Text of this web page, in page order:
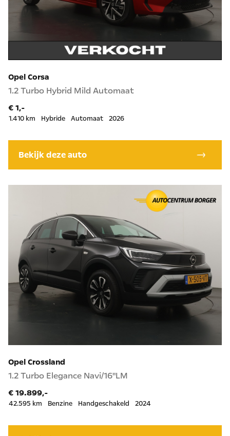
Opel Corsa
1.2 Turbo Hybrid Mild Automaat
€ 1,-
1.410 km Hybride Automaat 2026
Bekijk deze auto
Opel Crossland
1.2 Turbo Elegance Navi/16"LM
€ 19.899,-
42.595 km Benzine Handgeschakeld 2024